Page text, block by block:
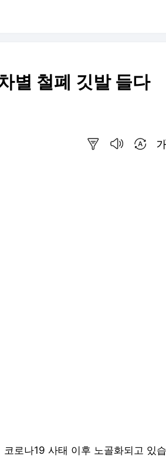
별 철폐 깃발 들다
로나19 사태 이후 노골화되고 있